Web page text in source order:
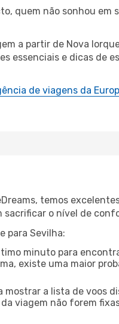
quem não sonhou
a partir de Nova
essenciais e dicas de
de viagens da
temos
sacrificar o nível de
para Sevilha:
minuto para
existe uma maior
mostrar a lista de voos
viagem não forem